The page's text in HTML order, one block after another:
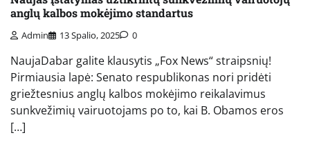
anglų kalbos mokėjimo standartus
Admin 13 Spalio, 2025 0
NaujaDabar galite klausytis „Fox News“ straipsnių!
Pirmiausia lapė: Senato respublikonas nori pridėti
griežtesnius anglų kalbos mokėjimo reikalavimus
sunkvežimių vairuotojams po to, kai B. Obamos eros
[…]